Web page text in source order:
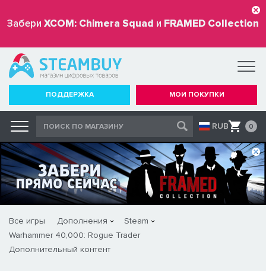
Забери XCOM: Chimera Squad и FRAMED Collection
бесплатно
ПОДДЕРЖКА МОИ ПОКУПКИ
RUB 0
Все игры Дополнения
Steam
Warhammer 40,000: Rogue Trader
Дополнительный контент